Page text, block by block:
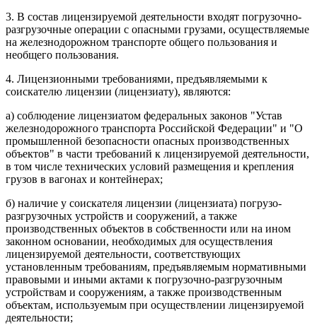
3. В состав лицензируемой деятельности входят погрузочно-
разгрузочные операции с опасными грузами, осуществляемые
на железнодорожном транспорте общего пользования и
необщего пользования.
4. Лицензионными требованиями, предъявляемыми к
соискателю лицензии (лицензиату), являются:
а) соблюдение лицензиатом федеральных законов "Устав
железнодорожного транспорта Российской Федерации" и "О
промышленной безопасности опасных производственных
объектов" в части требований к лицензируемой деятельности,
в том числе технических условий размещения и крепления
грузов в вагонах и контейнерах;
б) наличие у соискателя лицензии (лицензиата) погрузо-
разгрузочных устройств и сооружений, а также
производственных объектов в собственности или на ином
законном основании, необходимых для осуществления
лицензируемой деятельности, соответствующих
установленным требованиям, предъявляемым нормативными
правовыми и иными актами к погрузочно-разгрузочным
устройствам и сооружениям, а также производственным
объектам, используемым при осуществлении лицензируемой
деятельности;